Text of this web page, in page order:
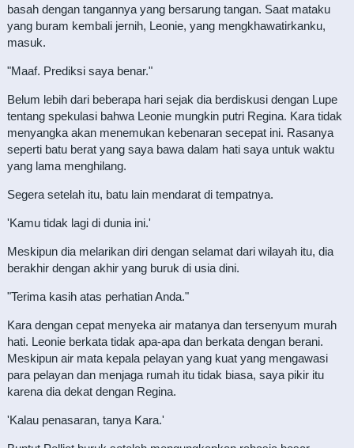
basah dengan tangannya yang bersarung tangan. Saat mataku
yang buram kembali jernih, Leonie, yang mengkhawatirkanku,
masuk.
"Maaf. Prediksi saya benar."
Belum lebih dari beberapa hari sejak dia berdiskusi dengan Lupe
tentang spekulasi bahwa Leonie mungkin putri Regina. Kara tidak
menyangka akan menemukan kebenaran secepat ini. Rasanya
seperti batu berat yang saya bawa dalam hati saya untuk waktu
yang lama menghilang.
Segera setelah itu, batu lain mendarat di tempatnya.
'Kamu tidak lagi di dunia ini.'
Meskipun dia melarikan diri dengan selamat dari wilayah itu, dia
berakhir dengan akhir yang buruk di usia dini.
"Terima kasih atas perhatian Anda."
Kara dengan cepat menyeka air matanya dan tersenyum murah
hati. Leonie berkata tidak apa-apa dan berkata dengan berani.
Meskipun air mata kepala pelayan yang kuat yang mengawasi
para pelayan dan menjaga rumah itu tidak biasa, saya pikir itu
karena dia dekat dengan Regina.
'Kalau penasaran, tanya Kara.'